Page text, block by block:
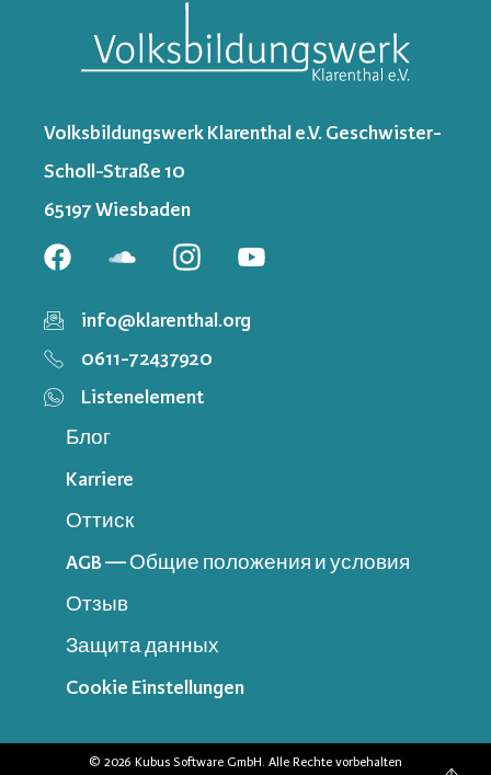
Volksbildungswerk Klarenthal e.V. Geschwister-
Scholl-Straße 10
65197 Wiesbaden
info@klarenthal.org
0611-72437920
Listenelement
Блог
Karriere
Оттиск
AGB — Общие положения и условия
Отзыв
Защита данных
Cookie Einstellungen
© 2026 Kubus Software GmbH. Alle Rechte vorbehalten